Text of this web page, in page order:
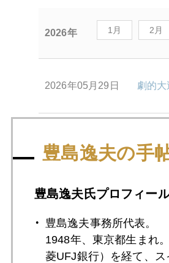
2026年 1月 2月
2026年05月29日 劇的大
2026年05月27日 Ｃｈａ
2026年05月26日 ＮＹ
豊島逸夫の手
豊島逸夫氏プロフィー
豊島逸夫事務所代表。
1948年、東京都生まれ
菱UFJ銀行）を経て、